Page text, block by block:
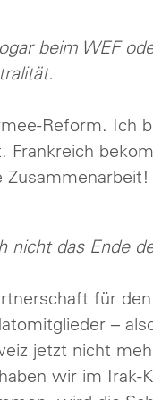
beim WEF
Reform. Ich
Frankreich
nicht das Ende
für
–
jetzt nicht
wir im Irak-